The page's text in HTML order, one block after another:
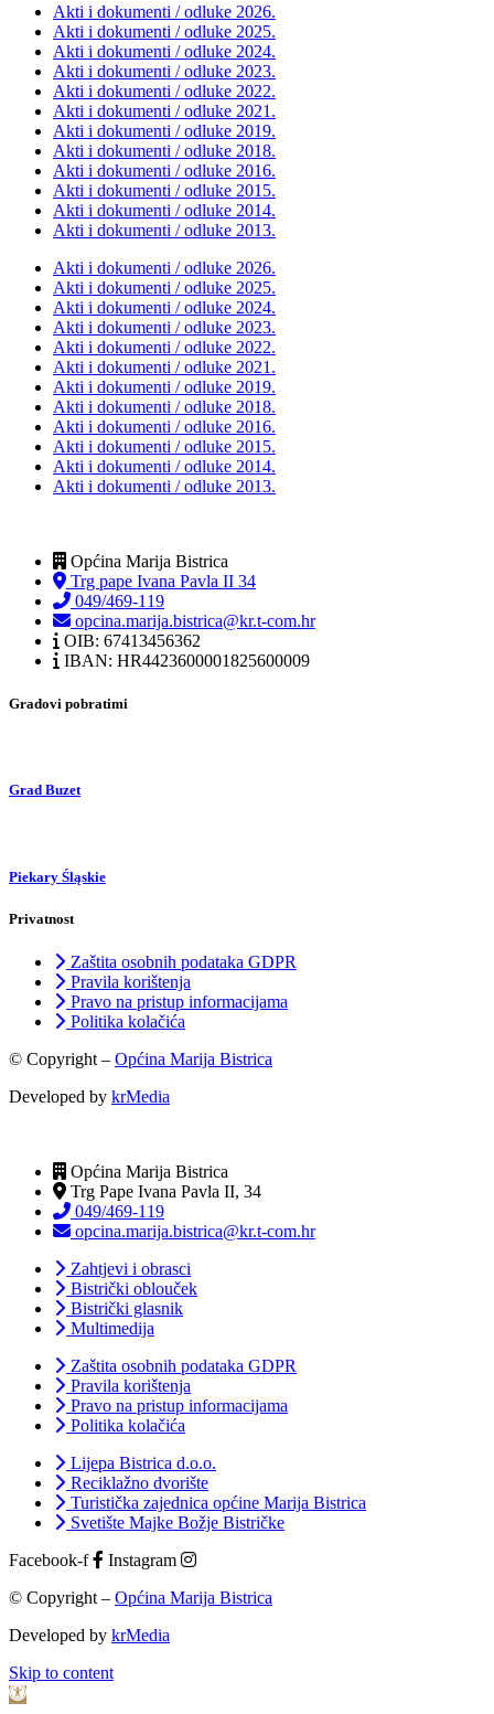
Akti i dokumenti / odluke 2026.
Akti i dokumenti / odluke 2025.
Akti i dokumenti / odluke 2024.
Akti i dokumenti / odluke 2023.
Akti i dokumenti / odluke 2022.
Akti i dokumenti / odluke 2021.
Akti i dokumenti / odluke 2019.
Akti i dokumenti / odluke 2018.
Akti i dokumenti / odluke 2016.
Akti i dokumenti / odluke 2015.
Akti i dokumenti / odluke 2014.
Akti i dokumenti / odluke 2013.
Akti i dokumenti / odluke 2026.
Akti i dokumenti / odluke 2025.
Akti i dokumenti / odluke 2024.
Akti i dokumenti / odluke 2023.
Akti i dokumenti / odluke 2022.
Akti i dokumenti / odluke 2021.
Akti i dokumenti / odluke 2019.
Akti i dokumenti / odluke 2018.
Akti i dokumenti / odluke 2016.
Akti i dokumenti / odluke 2015.
Akti i dokumenti / odluke 2014.
Akti i dokumenti / odluke 2013.
Općina Marija Bistrica
Trg pape Ivana Pavla II 34
049/469-119
opcina.marija.bistrica@kr.t-com.hr
OIB: 67413456362
IBAN: HR4423600001825600009
Gradovi pobratimi
Grad Buzet
Piekary Śląskie
Privatnost
Zaštita osobnih podataka GDPR
Pravila korištenja
Pravo na pristup informacijama
Politika kolačića
© Copyright – Općina Marija Bistrica
Developed by krMedia
Općina Marija Bistrica
Trg Pape Ivana Pavla II, 34
049/469-119
opcina.marija.bistrica@kr.t-com.hr
Zahtjevi i obrasci
Bistrički oblouček
Bistrički glasnik
Multimedija
Zaštita osobnih podataka GDPR
Pravila korištenja
Pravo na pristup informacijama
Politika kolačića
Lijepa Bistrica d.o.o.
Reciklažno dvorište
Turistička zajednica općine Marija Bistrica
Svetište Majke Božje Bistričke
Facebook-f
Instagram
© Copyright – Općina Marija Bistrica
Developed by krMedia
Skip to content
Open toolbar